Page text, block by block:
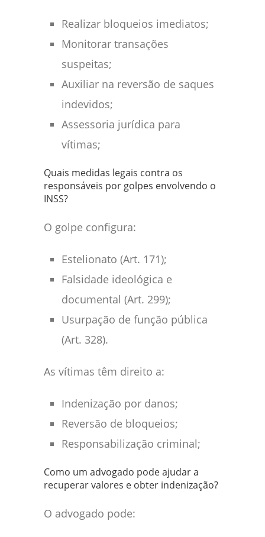
Realizar bloqueios imediatos;
Monitorar transações
suspeitas;
Auxiliar na reversão de saques
indevidos;
Assessoria jurídica para
vítimas;
Quais medidas legais contra os
responsáveis por golpes envolvendo o
INSS?
O golpe configura:
Estelionato (Art. 171);
Falsidade ideológica e
documental (Art. 299);
Usurpação de função pública
(Art. 328).
As vítimas têm direito a:
Indenização por danos;
Reversão de bloqueios;
Responsabilização criminal;
Como um advogado pode ajudar a
recuperar valores e obter indenização?
O advogado pode: